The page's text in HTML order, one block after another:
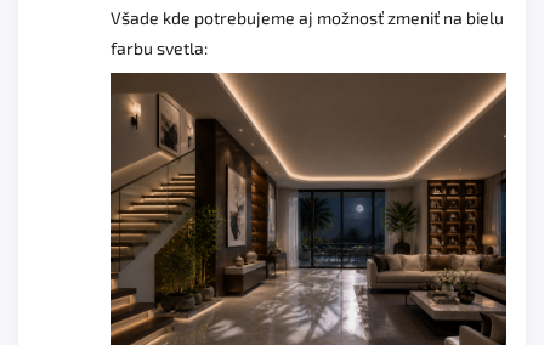
Všade kde potrebujeme aj možnosť zmeniť na bielu
farbu svetla: